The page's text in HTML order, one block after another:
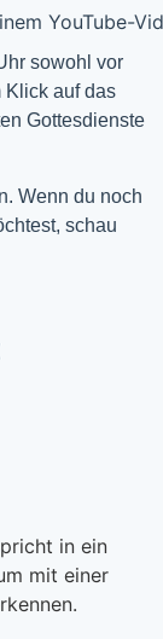
sowohl vor
Klick auf das
Gottesdienste
Wenn du noch
schau